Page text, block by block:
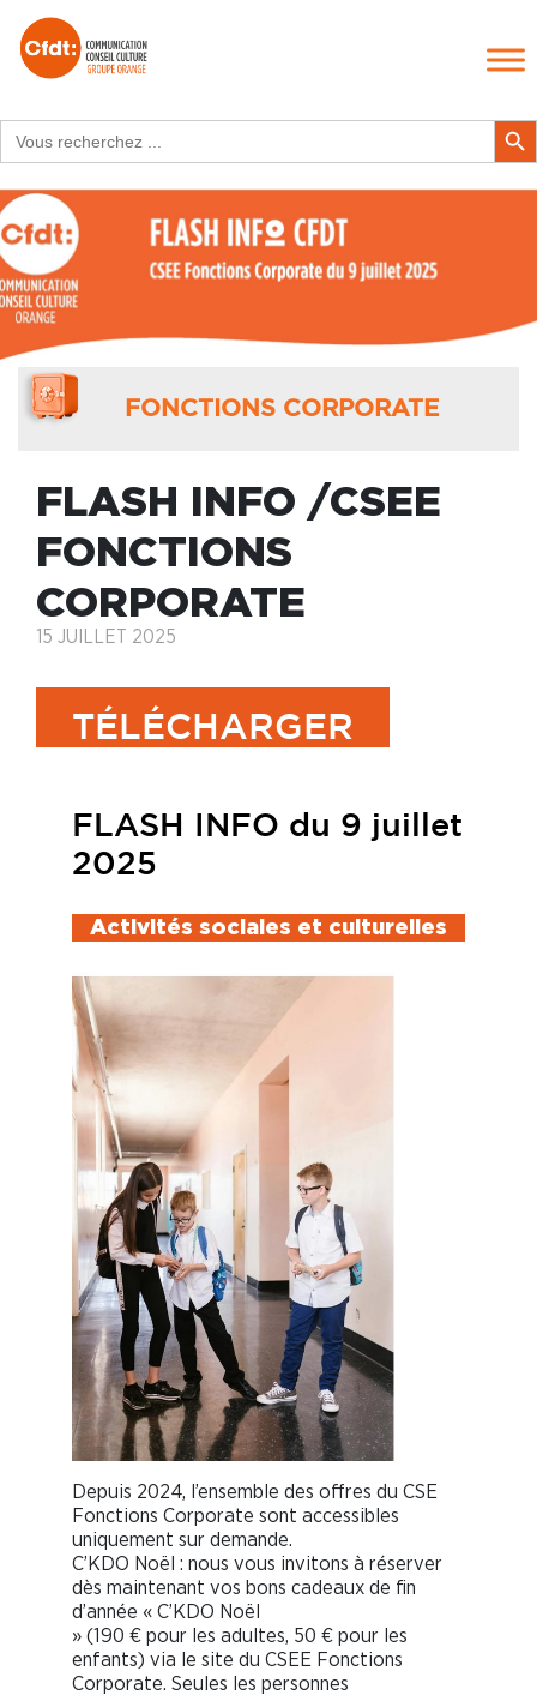
for:
Search
FONCTIONS CORPORATE
FLASH INFO /CSEE
FONCTIONS
CORPORATE
15 JUILLET 2025
TÉLÉCHARGER
FLASH INFO du 9 juillet
2025
Activités sociales et culturelles
Depuis 2024, l’ensemble des offres du CSE
Fonctions Corporate sont accessibles
uniquement sur demande.
C’KDO Noël : nous vous invitons à réserver
dès maintenant vos bons cadeaux de fin
d’année « C’KDO Noël
» (190 € pour les adultes, 50 € pour les
enfants) via le site du CSEE Fonctions
Corporate. Seules les personnes